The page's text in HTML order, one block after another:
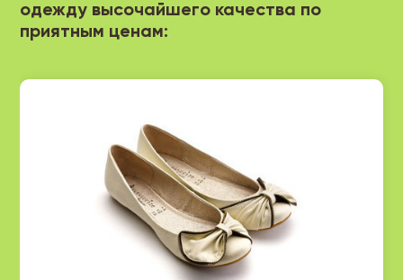
одежду высочайшего качества по
приятным ценам: